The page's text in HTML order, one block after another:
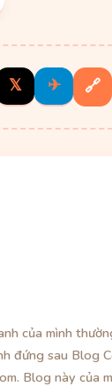
𝕏 ✈ 🔗
của mình
đứng sau Blog
Blog này của